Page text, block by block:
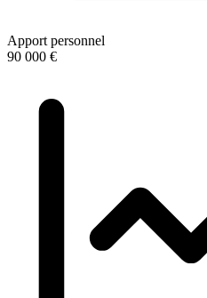
Apport personnel
90 000 €